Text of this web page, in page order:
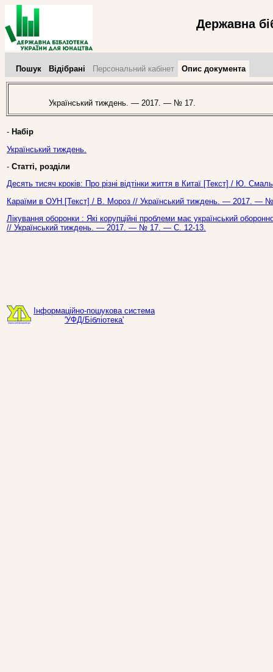
Державна
Пошук Відібрані Персональний кабінет Опис документа
Український тиждень. — 2017. — № 17.
- Набір
Український тиждень.
- Статті, розділи
Десять тисяч кроків: Про різні відтінки життя в Китаї [Текст] / Ю.
Караїми в ОУН [Текст] / В. Мороз // Український тиждень. — 2017. —
Лікування оборонки : Які корупційні проблеми має український
// Український тиждень. — 2017. — № 17. — С. 12-13.
Інформаційно-пошукова система
'УФД/Бібліотека'